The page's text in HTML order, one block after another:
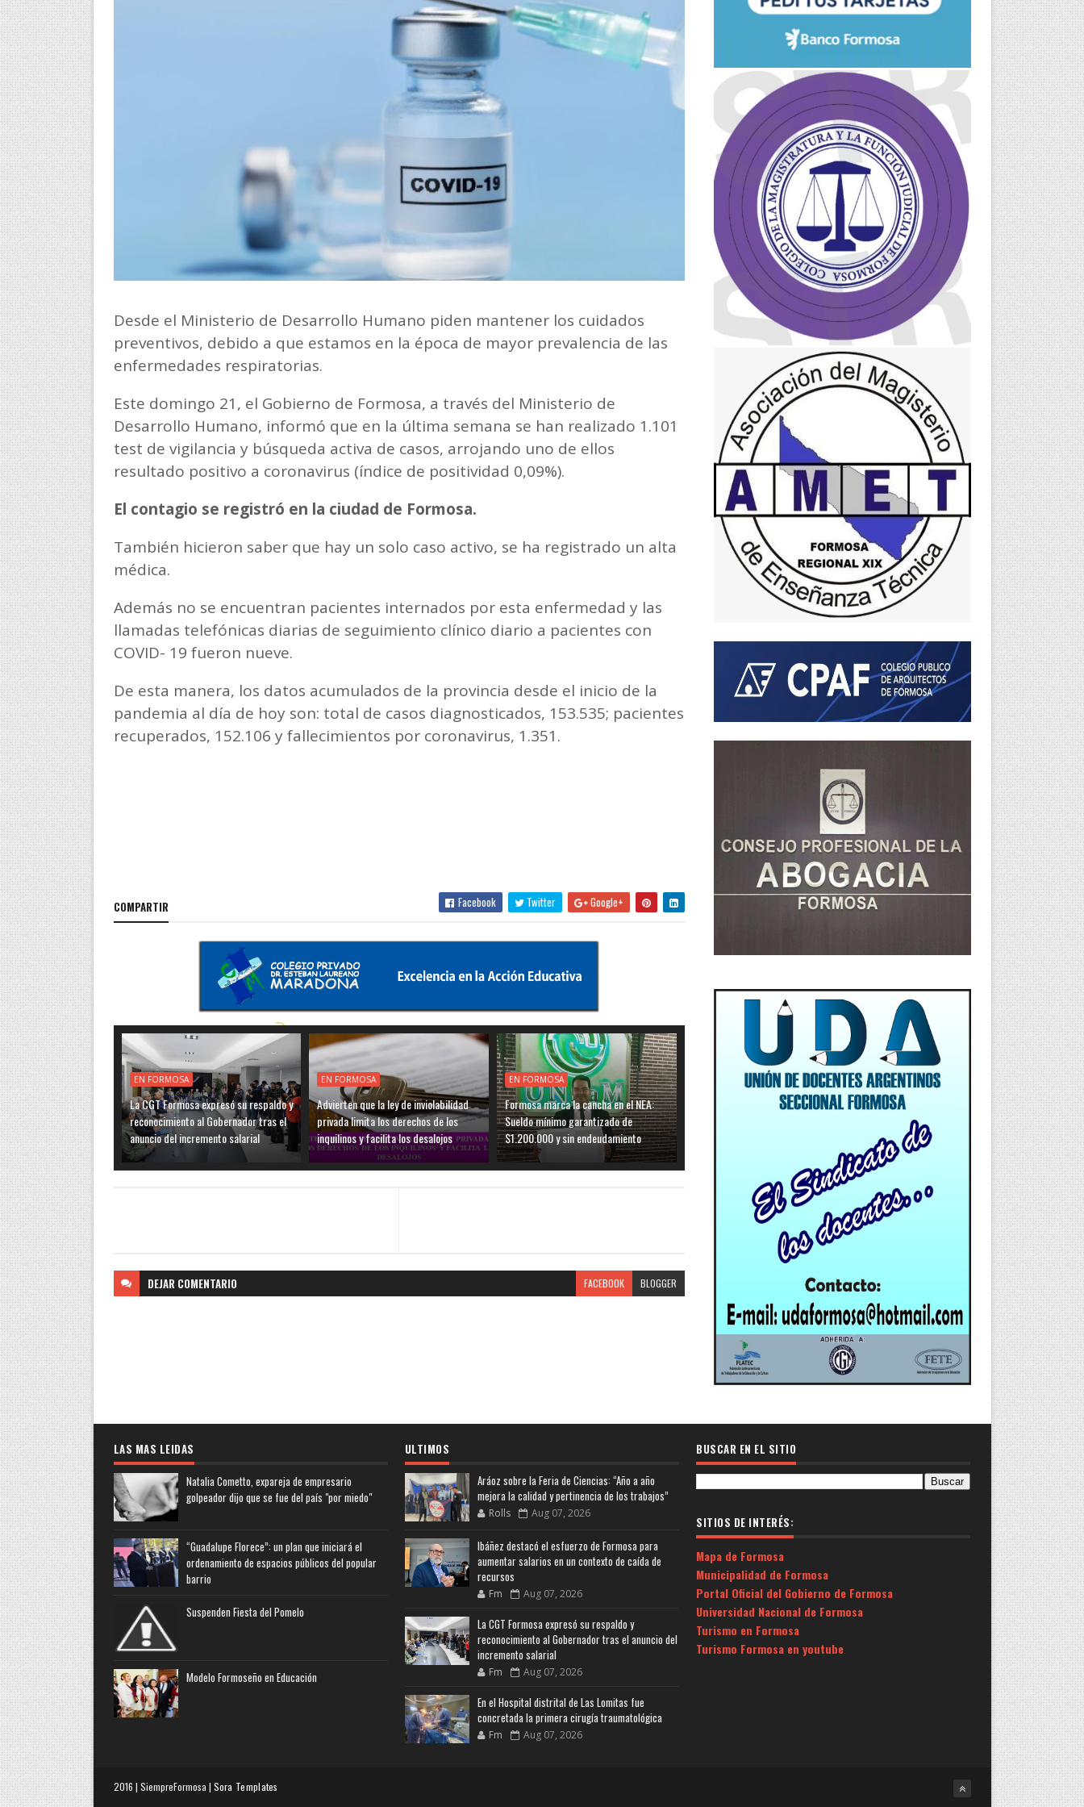
Desde el Ministerio de Desarrollo Humano piden mantener los cuidados
preventivos, debido a que estamos en la época de mayor prevalencia de las
enfermedades respiratorias.
Este domingo 21, el Gobierno de Formosa, a través del Ministerio de
Desarrollo Humano, informó que en la última semana se han realizado 1.101
test de vigilancia y búsqueda activa de casos, arrojando uno de ellos
resultado positivo a coronavirus (índice de positividad 0,09%).
El contagio se registró en la ciudad de Formosa.
También hicieron saber que hay un solo caso activo, se ha registrado un alta
médica.
Además no se encuentran pacientes internados por esta enfermedad y las
llamadas telefónicas diarias de seguimiento clínico diario a pacientes con
COVID- 19 fueron nueve.
De esta manera, los datos acumulados de la provincia desde el inicio de la
pandemia al día de hoy son: total de casos diagnosticados, 153.535; pacientes
recuperados, 152.106 y fallecimientos por coronavirus, 1.351.
COMPARTIR Facebook Twitter Google+
EN FORMOSA
La CGT Formosa expresó su respaldo y
reconocimiento al Gobernador tras el
anuncio del incremento salarial
EN FORMOSA
Advierten que la ley de inviolabilidad
privada limita los derechos de los
inquilinos y facilita los desalojos
EN FORMOSA
Formosa marca la cancha en el NEA:
Sueldo mínimo garantizado de
$1.200.000 y sin endeudamiento
DEJAR COMENTARIO FACEBOOK BLOGGER
LAS MAS LEIDAS
Natalia Cometto, expareja de empresario
golpeador dijo que se fue del país "por miedo"
“Guadalupe Florece”: un plan que iniciará el
ordenamiento de espacios públicos del popular
barrio
Suspenden Fiesta del Pomelo
Modelo Formoseño en Educación
ULTIMOS
Aráoz sobre la Feria de Ciencias: “Año a año
mejora la calidad y pertinencia de los trabajos”
Rolls Aug 07, 2026
Ibáñez destacó el esfuerzo de Formosa para
aumentar salarios en un contexto de caída de
recursos
Fm Aug 07, 2026
La CGT Formosa expresó su respaldo y
reconocimiento al Gobernador tras el anuncio del
incremento salarial
Fm Aug 07, 2026
En el Hospital distrital de Las Lomitas fue
concretada la primera cirugía traumatológica
Fm Aug 07, 2026
BUSCAR EN EL SITIO
SITIOS DE INTERÉS:
Mapa de Formosa
Municipalidad de Formosa
Portal Oficial del Gobierno de Formosa
Universidad Nacional de Formosa
Turismo en Formosa
Turismo Formosa en youtube
2016 | SiempreFormosa | Sora Templates